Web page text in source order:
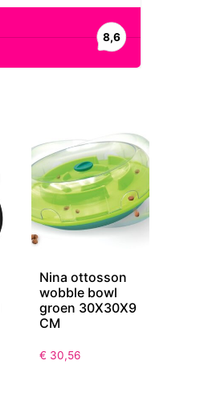
Nina ottosson
wobble bowl
groen 30X30X9
CM
€ 30,56